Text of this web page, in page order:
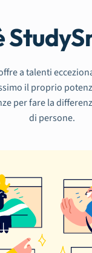
a talenti
il proprio
per fare la
di persone.